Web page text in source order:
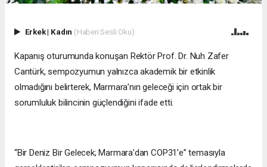
Erkek| Kadın (Haberi Sesli Oku)
Kapanış oturumunda konuşan Rektör Prof. Dr. Nuh Zafer
Cantürk, sempozyumun yalnızca akademik bir etkinlik
olmadığını belirterek, Marmara’nın geleceği için ortak bir
sorumluluk bilincinin güçlendiğini ifade etti.
“Bir Deniz Bir Gelecek; Marmara’dan COP31’e” temasıyla